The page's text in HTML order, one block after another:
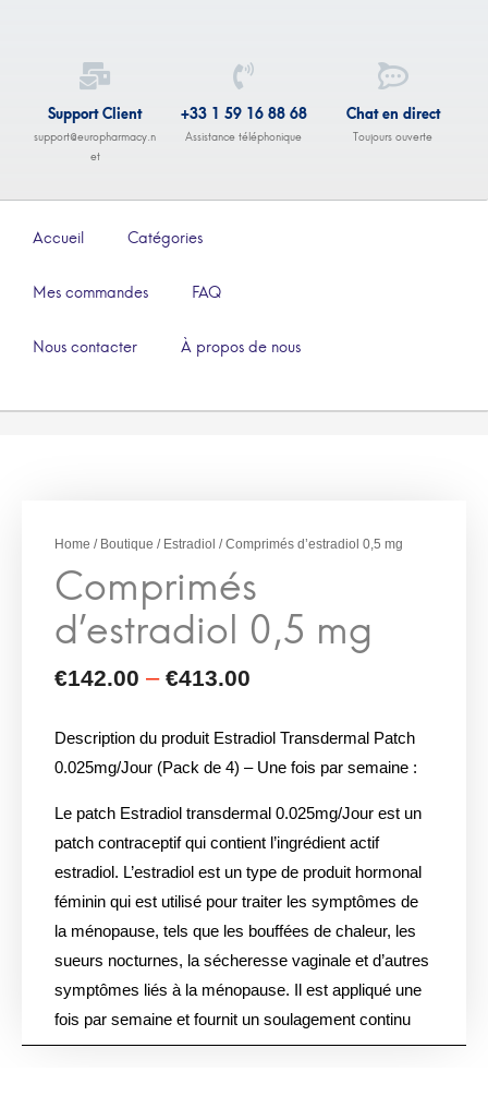
Support Client
support@europharmacy.n
et
+33 1 59 16 88 68
Assistance téléphonique
Chat en direct
Toujours ouverte
Accueil Catégories
Mes commandes FAQ
Nous contacter À propos de nous
Home / Boutique / Estradiol / Comprimés d’estradiol 0,5 mg
Description du produit Estradiol Transdermal Patch
0.025mg/Jour (Pack de 4) – Une fois par semaine :
Le patch Estradiol transdermal 0.025mg/Jour est un
patch contraceptif qui contient l’ingrédient actif
estradiol. L’estradiol est un type de produit hormonal
féminin qui est utilisé pour traiter les symptômes de
la ménopause, tels que les bouffées de chaleur, les
sueurs nocturnes, la sécheresse vaginale et d’autres
symptômes liés à la ménopause. Il est appliqué une
fois par semaine et fournit un soulagement continu
des symptômes et des effets secondaires. Le patch